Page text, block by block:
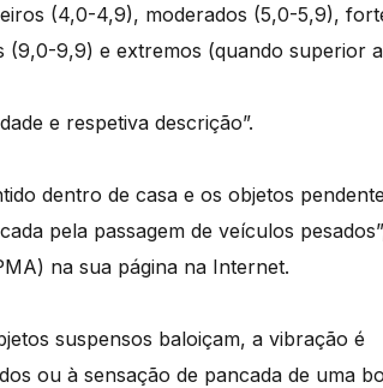
(4,0-4,9), moderados (5,0-5,9),
9,9) e extremos (quando superior
e respetiva descrição”.
dentro de casa e os objetos
pela passagem de veículos
na sua página na Internet.
suspensos baloiçam, a vibração é
ou à sensação de pancada de uma